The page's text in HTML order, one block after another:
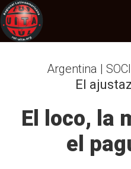
Argentina |
El
El loco, la
el